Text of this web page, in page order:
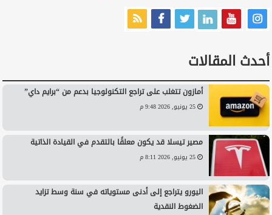
أحدث المقالات
أمازون تتغلب على تراجع التكنولوجيا بدعم من “برايم داي”
25 يونيو, 2026 9:48 م
مصير تيسلا قد يكون معلقًا بالتقدم في القيادة الذاتية
25 يونيو, 2026 8:11 م
اليورو يتراجع إلى أدنى مستوياته في سنة وسط تزايد
الضغوط النقدية